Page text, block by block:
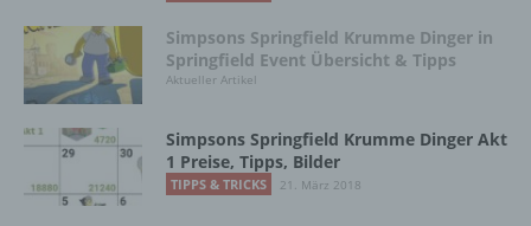
Simpsons Springfield Krumme Dinger in
Springfield Event Übersicht & Tipps
Aktueller Artikel
Simpsons Springfield Krumme Dinger Akt
1 Preise, Tipps, Bilder
TIPPS & TRICKS 21. März 2018
und den Personen, die unter der
unmittelbaren Verantwortung des
Verantwortlichen oder des
Auftragsverarbeiters befugt sind, die
personenbezogenen Daten zu verarbeiten.